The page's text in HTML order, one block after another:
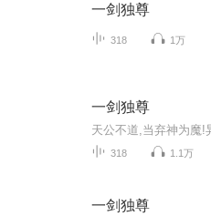
一剑独尊
318 1万
一剑独尊
318 1.1万
一剑独尊